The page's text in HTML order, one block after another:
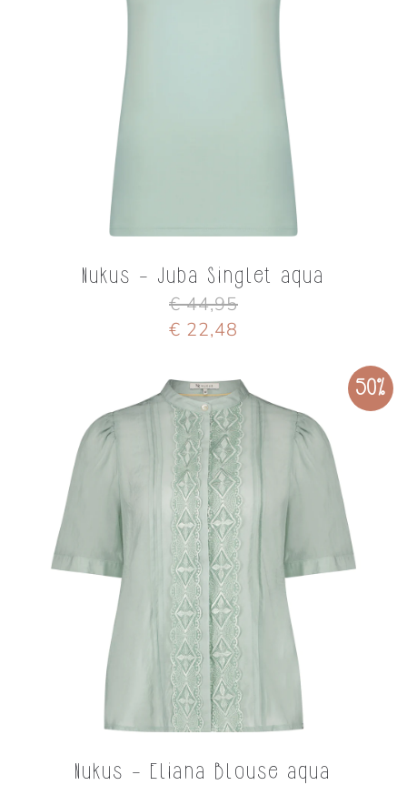
Nukus - Juba Singlet aqua
€ 44,95
€ 22,48
50%
Nukus - Eliana Blouse aqua